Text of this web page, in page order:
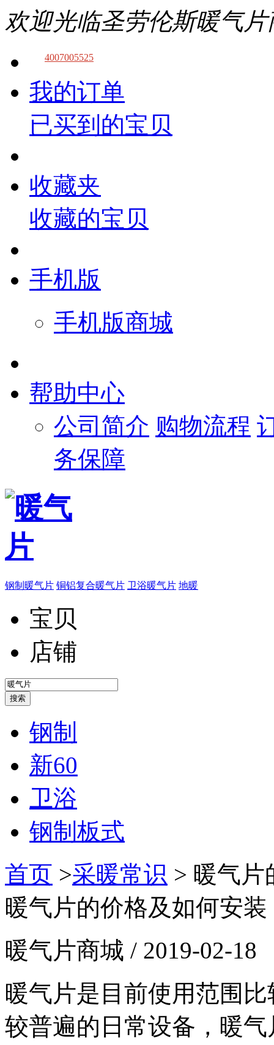
欢迎光临圣劳伦斯暖气
4007005525
我的订单
已买到的宝贝
收藏夹
收藏的宝贝
手机版
手机版商城
帮助中心
公司简介 购物流程
务保障
钢制暖气片 铜铝复合暖气片 卫浴暖气片 地暖
宝贝
店铺
钢制
新60
卫浴
钢制板式
首页 >采暖常识 > 暖气片
暖气片的价格及如何安装
暖气片商城 / 2019-02-18
暖气片是目前使用范围
较普遍的日常设备，暖